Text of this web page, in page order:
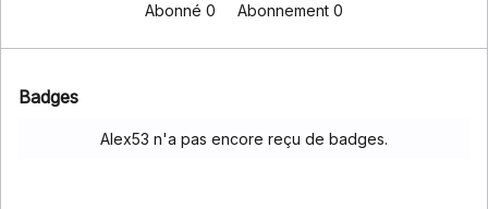
Abonné 0 Abonnement 0
Badges
Alex53 n'a pas encore reçu de badges.